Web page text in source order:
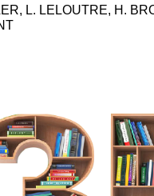
L. LELOUTRE, H.